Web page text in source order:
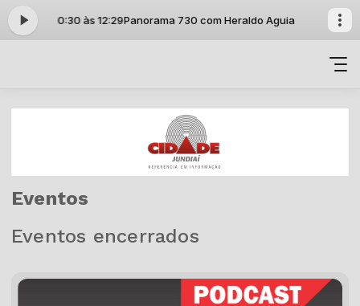
das 10:30 às 12:29Panorama 730 com Heraldo Aguiar das 10:30 às
Eventos
Eventos encerrados